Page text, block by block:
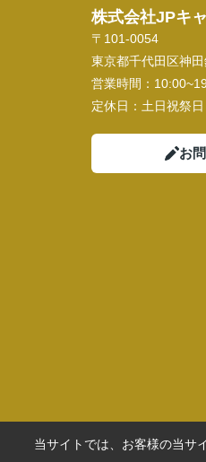
株式会社JPキ
〒101-0054
東京都千代田区神
営業時間：
定休日： 土日祝祭日
お
当サイトでは、お客様の当サ